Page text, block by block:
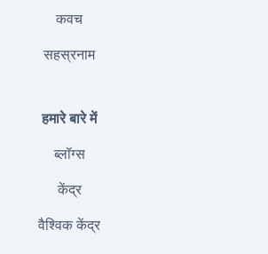
कवच
सहस्रनाम
हमारे बारे में
ब्लॉग्स
केंद्र
वैश्विक केंद्र